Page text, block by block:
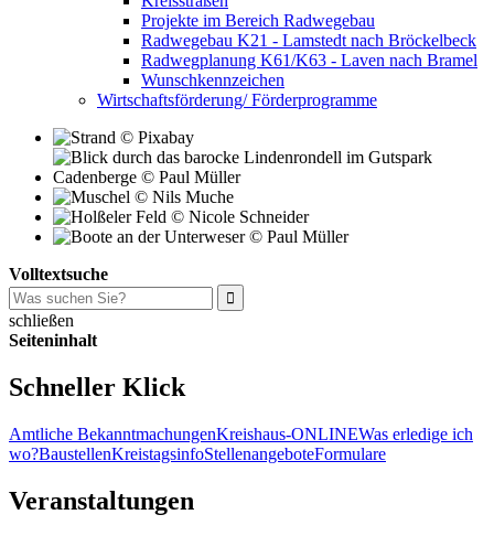
Projekte im Bereich Radwegebau
Radwegebau K21 - Lamstedt nach Bröckelbeck
Radwegplanung K61/K63 - Laven nach Bramel
Wunschkennzeichen
Wirtschaftsförderung/ Förderprogramme
Volltextsuche
schließen
Seiteninhalt
Schneller Klick
Amtliche BekanntmachungenKreishaus-ONLINEWas erledige ich
wo?BaustellenKreistagsinfoStellenangeboteFormulare
Veranstaltungen